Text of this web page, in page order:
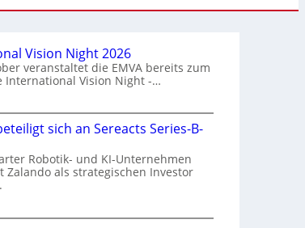
Vision Night 2026
veranstaltet die EMVA bereits zum
International Vision Night -…
sich an Sereacts Series-B-
Robotik- und KI-Unternehmen
Zalando als strategischen Investor